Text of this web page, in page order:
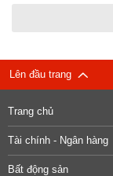
Lên đầu trang
Trang chủ
Tài chính - Ngân hàng
Bất động sản